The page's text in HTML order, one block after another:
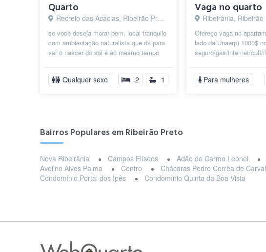
Quarto
Recreio das Acácias, Ribeirão Preto - SP
se você deseja morar bem, local tranquilo
com ambientação naturalista que dá para
ver o nascer do sol e ao mesmo tempo
Qualquer sexo 2 1
Vaga no quarto
Ribeirânia, Ribeirão
Ofereço vaga no
lado da Unaerp) 1000$
seguro/gas/internet/cpfl/
Para mulheres
Bairros Populares em Ribeirão Preto
Nova Ribeirânia Campos Elíseos Adão do Carmo Leonel
Avelino Alves Palma
Centro Chácaras Pedro Corrêa de
Condomínio Portal dos Ipês
Condomínio Quinta da Boa Vista